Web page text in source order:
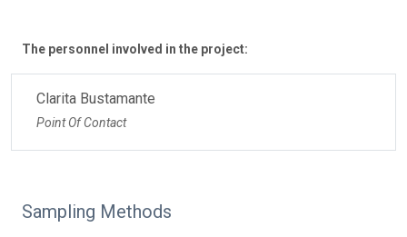
The personnel involved in the project:
Clarita Bustamante
Point Of Contact
Sampling Methods